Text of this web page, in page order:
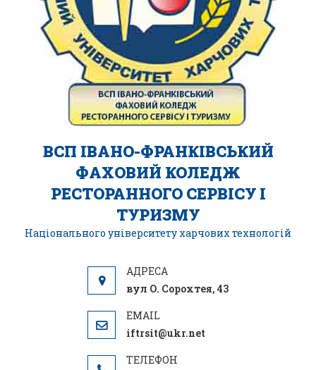
ВСП ІВАНО-ФРАНКІВСЬКИЙ
ФАХОВИЙ КОЛЕДЖ
РЕСТОРАННОГО СЕРВІСУ І
ТУРИЗМУ
Національного університету харчових технологій
вул О. Сорохтея, 43
iftrsit@ukr.net